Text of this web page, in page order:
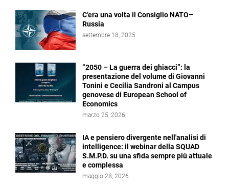
C’era una volta il Consiglio NATO–
Russia
settembre 18, 2025
“2050 – La guerra dei ghiacci”: la
presentazione del volume di Giovanni
Tonini e Cecilia Sandroni al Campus
genovese di European School of
Economics
marzo 25, 2026
IA e pensiero divergente nell'analisi di
intelligence: il webinar della SQUAD
S.M.P.D. su una sfida sempre più attuale
e complessa
maggio 28, 2026